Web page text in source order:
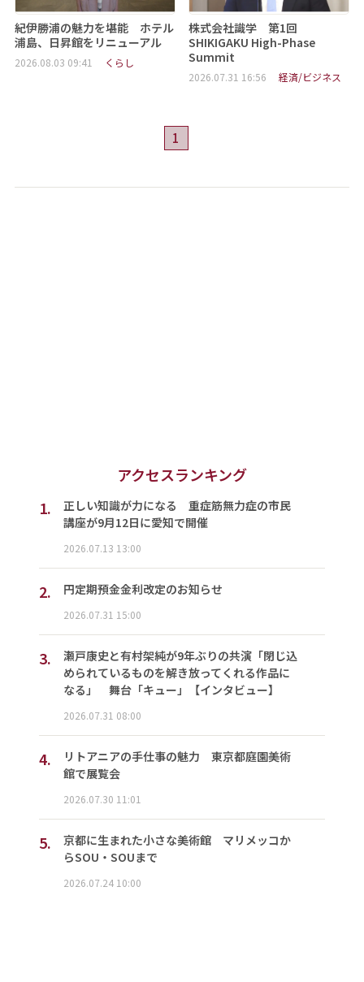
紀伊勝浦の魅力を堪能 ホテル
浦島、日昇館をリニューアル
2026.08.03 09:41 くらし
株式会社識学 第1回
SHIKIGAKU High-Phase
Summit
2026.07.31 16:56 経済/ビジネス
1
アクセスランキング
1.
正しい知識が力になる 重症筋無力症の市民
講座が9月12日に愛知で開催
2026.07.13 13:00
2. 円定期預金金利改定のお知らせ
2026.07.31 15:00
3.
瀬戸康史と有村架純が9年ぶりの共演「閉じ込
められているものを解き放ってくれる作品に
なる」 舞台「キュー」【インタビュー】
2026.07.31 08:00
4.
リトアニアの手仕事の魅力 東京都庭園美術
館で展覧会
2026.07.30 11:01
5.
京都に生まれた小さな美術館 マリメッコか
らSOU・SOUまで
2026.07.24 10:00